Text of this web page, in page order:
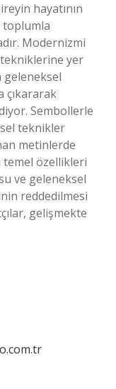
hayatının
toplumla
Modernizmi
yer
çıkararak
Sembollerle
teknikler
metinlerde
özellikleri
ve geleneksel
reddedilmesi
gelişmekte